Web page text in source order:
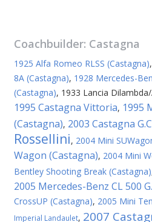
Coachbuilder: Castagna
1925 Alfa Romeo RLSS (Castagna),
8A (Castagna), 1928 Mercedes-
(Castagna), 1933 Lancia
1995 Castagna Vittoria, 1995
(Castagna), 2003 Castagna
Rossellini, 2004 Mini
Wagon (Castagna), 2004 Mini
Bentley Shooting Break (Castagna)
2005 Mercedes-Benz CL 500
CrossUP (Castagna), 2005 Mini
Imperial Landaulet, 2007